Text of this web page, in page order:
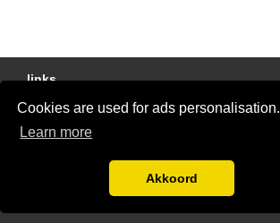
Cookies are used for ads personalisation.
Learn more
Akkoord
links
Gratis Schilder Offertes Vergelijken
glaszetter-nu.nl